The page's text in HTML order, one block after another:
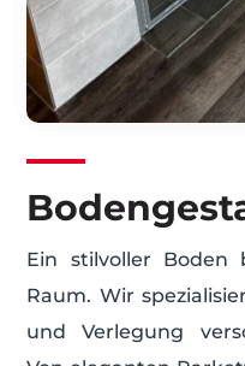
Ein stilvoller Boden
Raum. Wir
und Verlegung